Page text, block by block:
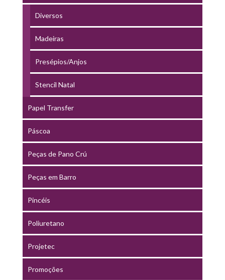
Diversos
Madeiras
Presépios/Anjos
Stencil Natal
Papel Transfer
Páscoa
Peças de Pano Crú
Peças em Barro
Pincéis
Poliuretano
Projetec
Promoções